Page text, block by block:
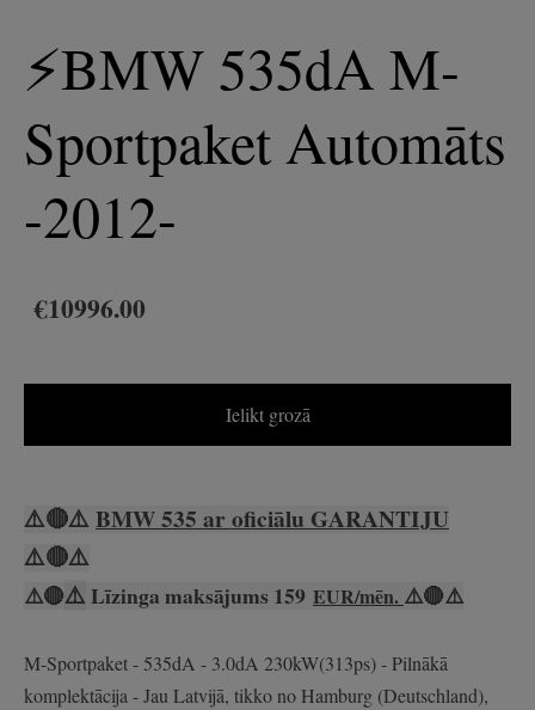
⚡️BMW 535dA M-
Sportpaket Automāts
-2012-
€10996.00
Ielikt grozā
⚠️🔴⚠️BMW 535 ar oficiālu GARANTIJU
⚠️🔴⚠️
⚠️🔴⚠️Līzinga maksājums 159 EUR/mēn. ⚠️🔴⚠️
M-Sportpaket - 535dA - 3.0dA 230kW(313ps) - Pilnākā
komplektācija - Jau Latvijā, tikko no Hamburg (Deutschland),